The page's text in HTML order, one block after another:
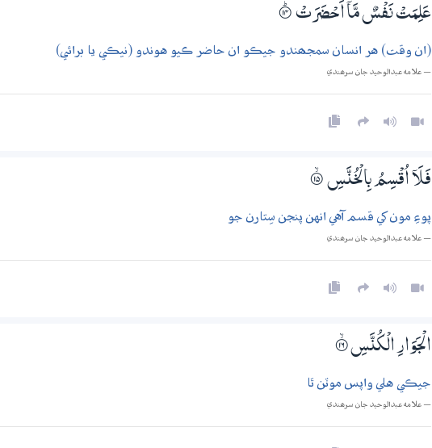
عَلِمَتْ نَفْسٌ مَّآ اَحْضَرَتْ ۝ۭ14
(ان وقت) هر انسان سمجھندو جيڪو ان حاضر ڪيو هوندو (نيڪي يا برائي)
— علامه عبدالوحيد جان سرھندي
فَلَآ اُقْسِمُ بِالْخُنَّسِ ۝ۙ15
پوءِ مون کي قسم آهي انهن پنجن سِتارن جو
— علامه عبدالوحيد جان سرھندي
الْجَوَارِ الْكُنَّسِ ۝ۙ16
جيڪي هلي واپس موٽن ٿا
— علامه عبدالوحيد جان سرھندي